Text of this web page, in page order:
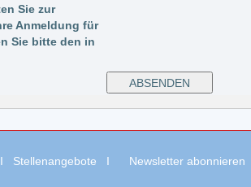
Sie zur
Anmeldung für
Sie bitte den in
Stellenangebote I Newsletter abonnieren